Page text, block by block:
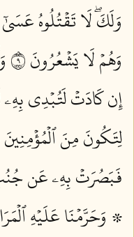
وَلَكَۖ لَا تَقۡتُلُوهُ عَسَىٰٓ
وَهُمۡ لَا يَشۡعُرُونَ ٩
إِن كَادَتۡ لَتُبۡدِي بِهِۦ
لِتَكُونَ مِنَ ٱلۡمُؤۡمِنِينَ ١٠
فَبَصُرَتۡ بِهِۦ عَن جُنُبٖ
۞ وَحَرَّمۡنَا عَلَيۡهِ